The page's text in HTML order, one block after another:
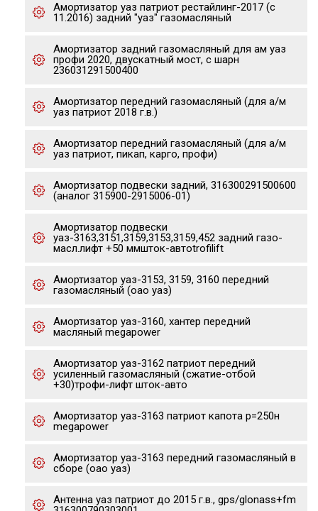
Амортизатор уаз патриот рестайлинг-2017 (с
11.2016) задний "уаз" газомасляный
Амортизатор задний газомасляный для ам уаз
профи 2020, двускатный мост, с шарн
236031291500400
Амортизатор передний газомасляный (для а/м
уаз патриот 2018 г.в.)
Амортизатор передний газомасляный (для а/м
уаз патриот, пикап, карго, профи)
Амортизатор подвески задний, 316300291500600
(аналог 315900-2915006-01)
Амортизатор подвески
уаз-3163,3151,3159,3153,3159,452 задний газо-
масл.лифт +50 ммшток-автоtrofilift
Амортизатор уаз-3153, 3159, 3160 передний
газомасляный (оао уаз)
Амортизатор уаз-3160, хантер передний
масляный megapower
Амортизатор уаз-3162 патриот передний
усиленный газомасляный (сжатие-отбой
+30)трофи-лифт шток-авто
Амортизатор уаз-3163 патриот капота р=250н
megapower
Амортизатор уаз-3163 передний газомасляный в
сборе (оао уаз)
Антенна уаз патриот до 2015 г.в., gps/glonass+fm